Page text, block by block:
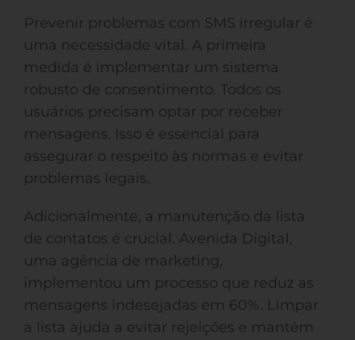
Prevenir problemas com SMS irregular é
uma necessidade vital. A primeira
medida é implementar um sistema
robusto de consentimento. Todos os
usuários precisam optar por receber
mensagens. Isso é essencial para
assegurar o respeito às normas e evitar
problemas legais.
Adicionalmente, a manutenção da lista
de contatos é crucial. Avenida Digital,
uma agência de marketing,
implementou um processo que reduz as
mensagens indesejadas em 60%. Limpar
a lista ajuda a evitar rejeições e mantém